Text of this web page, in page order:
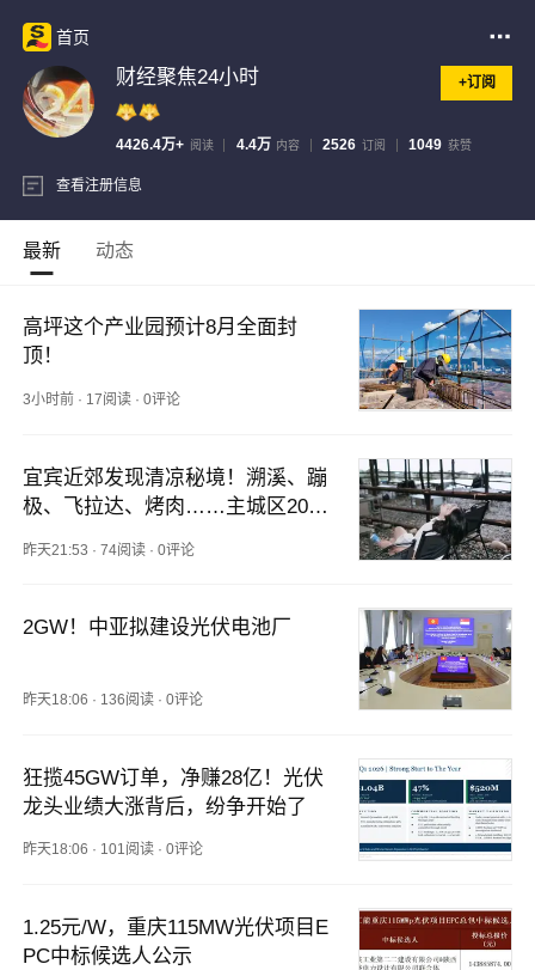
首页
财经聚焦24小时 +订阅
4426.4万+ 阅读 4.4万 内容 2526 订阅 1049 获赞
查看注册信息
最新 动态
高坪这个产业园预计8月全面封
顶！
3小时前 · 17阅读 ·0评论
宜宾近郊发现清凉秘境！溯溪、蹦
极、飞拉达、烤肉……主城区20分
昨天21:53 ·74阅读 ·0评论
2GW！中亚拟建设光伏电池厂
昨天18:06 · 136阅读 ·0评论
狂揽45GW订单，净赚28亿！光伏
龙头业绩大涨背后，纷争开始了
昨天18:06 · 101阅读 ·0评论
1.25元/W，重庆115MW光伏项目E
PC中标候选人公示